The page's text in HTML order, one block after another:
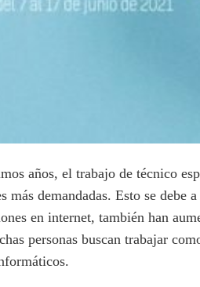
años, el trabajo de técnico
más demandadas. Esto se debe
en internet, también han
personas buscan trabajar